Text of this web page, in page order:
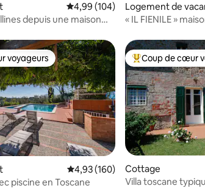
de 336 commentaires : 4,88 sur 5
Évaluation moyenne sur la base
4,99 (104)
depuis une maison
Logement de
« IL FIENILE »
base de 217 commentaires : 5 sur 5
voyageurs
voyageurs
Évaluation moyenne sur la base
4,93 (160)
piscine en Toscane
Coups de cœur
Coup de cœur
Cottage
Villa toscane